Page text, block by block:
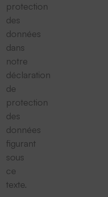
protection
des
données
dans
notre
déclaration
de
protection
des
données
figurant
sous
ce
texte.